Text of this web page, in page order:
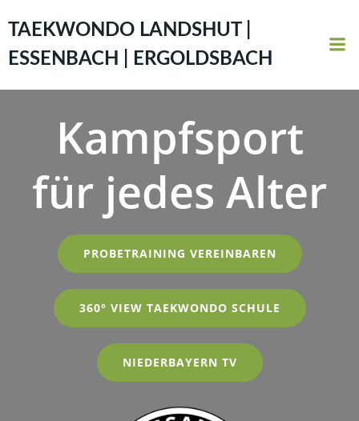
Inhalt
springen
TAEKWONDO LANDSHUT |
ESSENBACH | ERGOLDSBACH
Kampfsport
für jedes Alter
PROBETRAINING VEREINBAREN
360° VIEW TAEKWONDO SCHULE
NIEDERBAYERN TV